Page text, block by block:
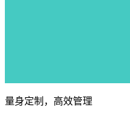
量身定制，高效管理